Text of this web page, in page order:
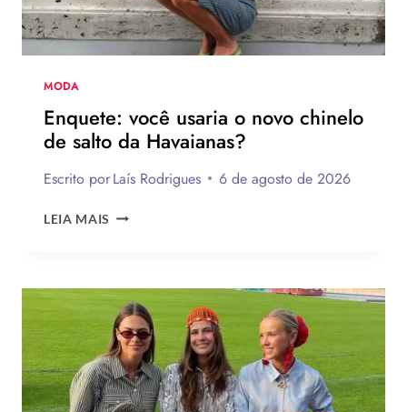
MODA
Enquete: você usaria o novo chinelo
de salto da Havaianas?
Escrito porLaís Rodrigues 6 de agosto de 2026
LEIA MAIS ENQUETE:
NOVO
CHINELO
DE
SALTO
DA
HAVAIANAS?